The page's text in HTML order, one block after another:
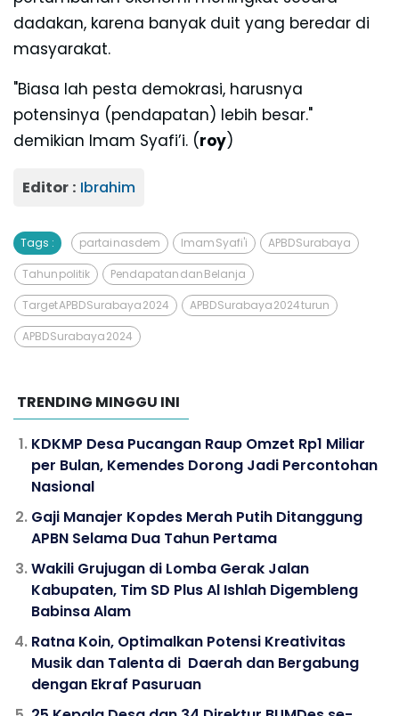
dadakan, karena banyak duit yang beredar di
masyarakat.
"Biasa lah pesta demokrasi, harusnya
potensinya (pendapatan) lebih besar."
demikian Imam Syafi’i. (roy)
Editor : Ibrahim
Tags : partai nasdem Imam Syafi'i APBD Surabaya
Tahun politik Pendapatan dan Belanja
Target APBD Surabaya 2024 APBD Surabaya 2024 turun
APBD Surabaya 2024
TRENDING MINGGU INI
KDKMP Desa Pucangan Raup Omzet Rp1 Miliar
per Bulan, Kemendes Dorong Jadi Percontohan
Nasional
Gaji Manajer Kopdes Merah Putih Ditanggung
APBN Selama Dua Tahun Pertama
Wakili Grujugan di Lomba Gerak Jalan
Kabupaten, Tim SD Plus Al Ishlah Digembleng
Babinsa Alam
Ratna Koin, Optimalkan Potensi Kreativitas
Musik dan Talenta di Daerah dan Bergabung
dengan Ekraf Pasuruan